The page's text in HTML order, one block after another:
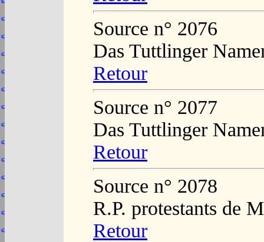
Source n° 2076
Das Tuttlinger
Retour
Source n° 2077
Das Tuttlinger
Retour
Source n° 2078
R.P. protestants de
Retour